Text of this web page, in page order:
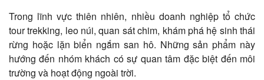
Trong lĩnh vực thiên nhiên, nhiều doanh nghiệp tổ chức
tour trekking, leo núi, quan sát chim, khám phá hệ sinh thái
rừng hoặc lặn biển ngắm san hô. Những sản phẩm này
hướng đến nhóm khách có sự quan tâm đặc biệt đến môi
trường và hoạt động ngoài trời.